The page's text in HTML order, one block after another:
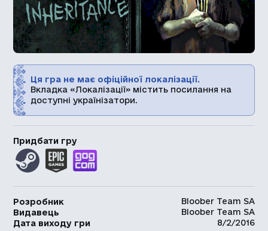
Ця гра не має офіційної локалізації.
Вкладка «Локалізації» містить посилання на
доступні українізатори.
Придбати гру
Розробник
Bloober Team SA
Видавець
Bloober Team SA
Дата виходу гри
8/2/2016